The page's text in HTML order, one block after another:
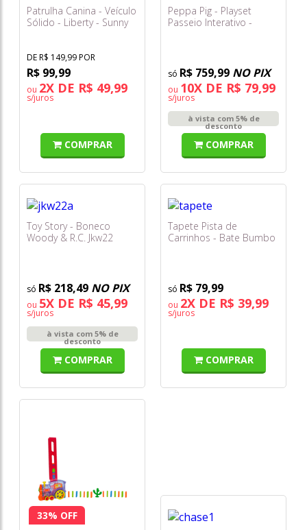
Patrulha Canina - Veículo
Sólido - Liberty - Sunny
DE R$ 149,99 POR
R$ 99,99
ou 2X DE R$ 49,99
s/juros
COMPRAR
Peppa Pig - Playset
Passeio Interativo -
R$ 759,99 NO PIX
ou 10X DE R$ 79,99
s/juros
à vista com 5% de
desconto
COMPRAR
Toy Story - Boneco
Woody & R.C. Jkw22
R$ 218,49 NO PIX
ou 5X DE R$ 45,99
s/juros
à vista com 5% de
desconto
COMPRAR
Tapete Pista de
Carrinhos - Bate Bumbo
R$ 79,99
ou 2X DE R$ 39,99
s/juros
COMPRAR
33% OFF